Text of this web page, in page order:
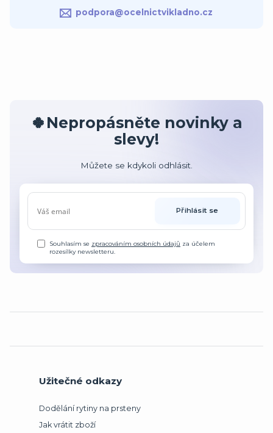
podpora@ocelnictvikladno.cz
🍀Nepropásněte novinky a
slevy!
Můžete se kdykoli odhlásit.
Přihlásit se
Souhlasím se zpracováním osobních údajů za účelem
rozesílky newsletteru.
Užitečné odkazy
Dodělání rytiny na prsteny
Jak vrátit zboží